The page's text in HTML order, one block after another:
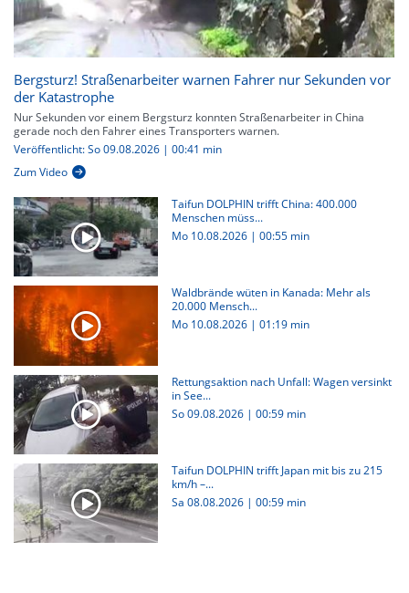
Bergsturz! Straßenarbeiter warnen Fahrer nur Sekunden vor
der Katastrophe
Nur Sekunden vor einem Bergsturz konnten Straßenarbeiter in China
gerade noch den Fahrer eines Transporters warnen.
Veröffentlicht: So 09.08.2026 | 00:41 min
Zum Video
Taifun DOLPHIN trifft China: 400.000
Menschen müss...
Mo 10.08.2026 | 00:55 min
Waldbrände wüten in Kanada: Mehr als
20.000 Mensch...
Mo 10.08.2026 | 01:19 min
Rettungsaktion nach Unfall: Wagen versinkt
in See...
So 09.08.2026 | 00:59 min
Taifun DOLPHIN trifft Japan mit bis zu 215
km/h –...
Sa 08.08.2026 | 00:59 min